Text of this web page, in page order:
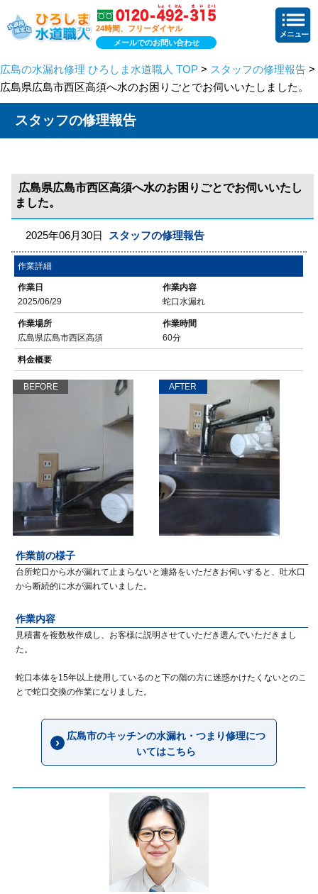
24時間、フリーダイヤル
メールでのお問い合わせ
広島の水漏れ修理 ひろしま水道職人 TOP > スタッフの修理報告 >
広島県広島市西区高須へ水のお困りごとでお伺いいたしました。
スタッフの修理報告
広島県広島市西区高須へ水のお困りごとでお伺いいたし
ました。
2025年06月30日 スタッフの修理報告
作業詳細
作業日
2025/06/29
作業内容
蛇口水漏れ
作業場所
広島県広島市西区高須
作業時間
60分
料金概要
BEFORE AFTER
作業前の様子
台所蛇口から水が漏れて止まらないと連絡をいただきお伺いすると、吐水口
から断続的に水が漏れていました。
作業内容
見積書を複数枚作成し、お客様に説明させていただき選んでいただきまし
た。
蛇口本体を15年以上使用しているのと下の階の方に迷惑かけたくないとのこ
とで蛇口交換の作業になりました。
広島市のキッチンの水漏れ・つまり修理につ
いてはこちら